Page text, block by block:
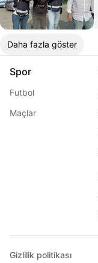
Daha fazla göster
Spor
Futbol
Maçlar
Gizlilik politikası